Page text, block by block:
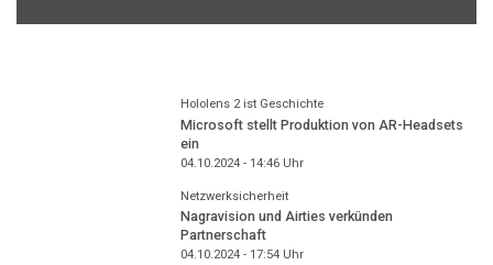
Hololens 2 ist Geschichte
Microsoft stellt Produktion von AR-Headsets
ein
04.10.2024 - 14:46Uhr
Netzwerksicherheit
Nagravision und Airties verkünden
Partnerschaft
04.10.2024 - 17:54Uhr